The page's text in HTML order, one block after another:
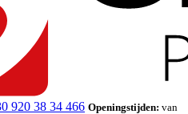
920 38 34 466 Openingstijden: van